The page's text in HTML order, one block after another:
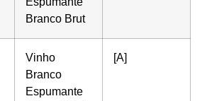
Branco Brut
Vinho
Branco
Espumante
[A]